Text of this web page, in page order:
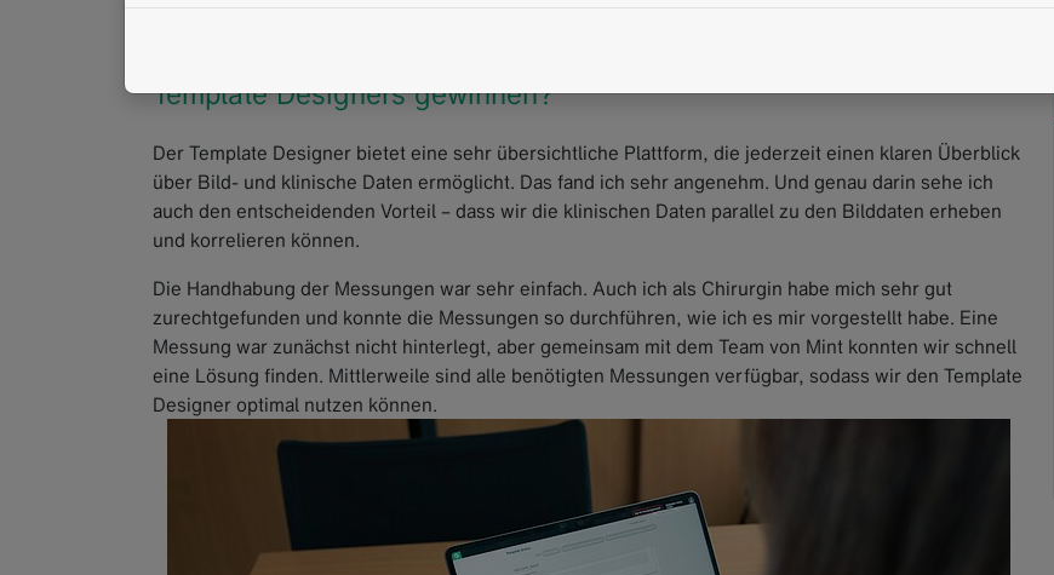
Template Designers gewinnen?
Der Template Designer bietet eine sehr übersichtliche Plattform, die jederzeit einen klaren Überblick
über Bild- und klinische Daten ermöglicht. Das fand ich sehr angenehm. Und genau darin sehe ich
auch den entscheidenden Vorteil – dass wir die klinischen Daten parallel zu den Bilddaten erheben
und korrelieren können.
Die Handhabung der Messungen war sehr einfach. Auch ich als Chirurgin habe mich sehr gut
zurechtgefunden und konnte die Messungen so durchführen, wie ich es mir vorgestellt habe. Eine
Messung war zunächst nicht hinterlegt, aber gemeinsam mit dem Team von Mint konnten wir schnell
eine Lösung finden. Mittlerweile sind alle benötigten Messungen verfügbar, sodass wir den Template
Designer optimal nutzen können.